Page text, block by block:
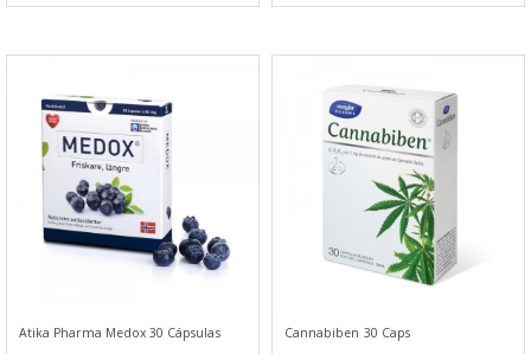
Atika Pharma Medox 30 Cápsulas Cannabiben 30 Caps